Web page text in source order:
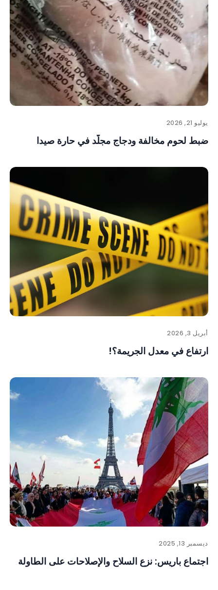
يوليو 21, 2026
ضبط لحوم مخالفة ودجاج مجلّد في حارة صيدا
أبريل 3, 2026
ارتفاع في معدل الجريمة؟!
ديسمبر 13, 2025
اجتماع باريس: نزع السلاح والإصلاحات على الطاولة